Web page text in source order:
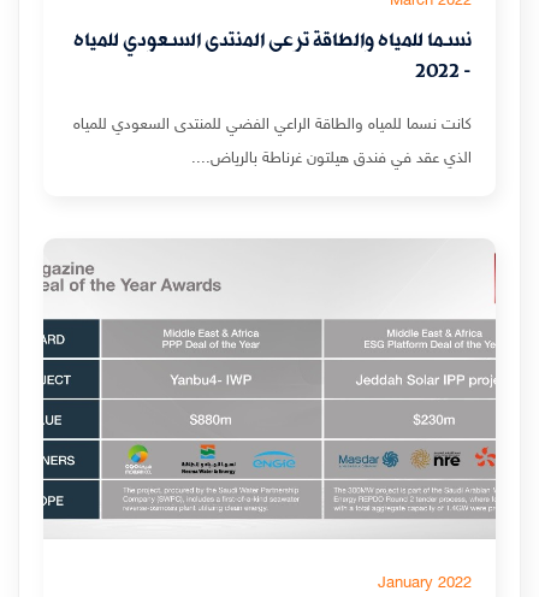
نسما للمياه والطاقة ترعى المنتدى السعودي للمياه
- 2022
كانت نسما للمياه والطاقة الراعي الفضي للمنتدى السعودي للمياه
الذي عقد في فندق هيلتون غرناطة بالرياض....
January 2022